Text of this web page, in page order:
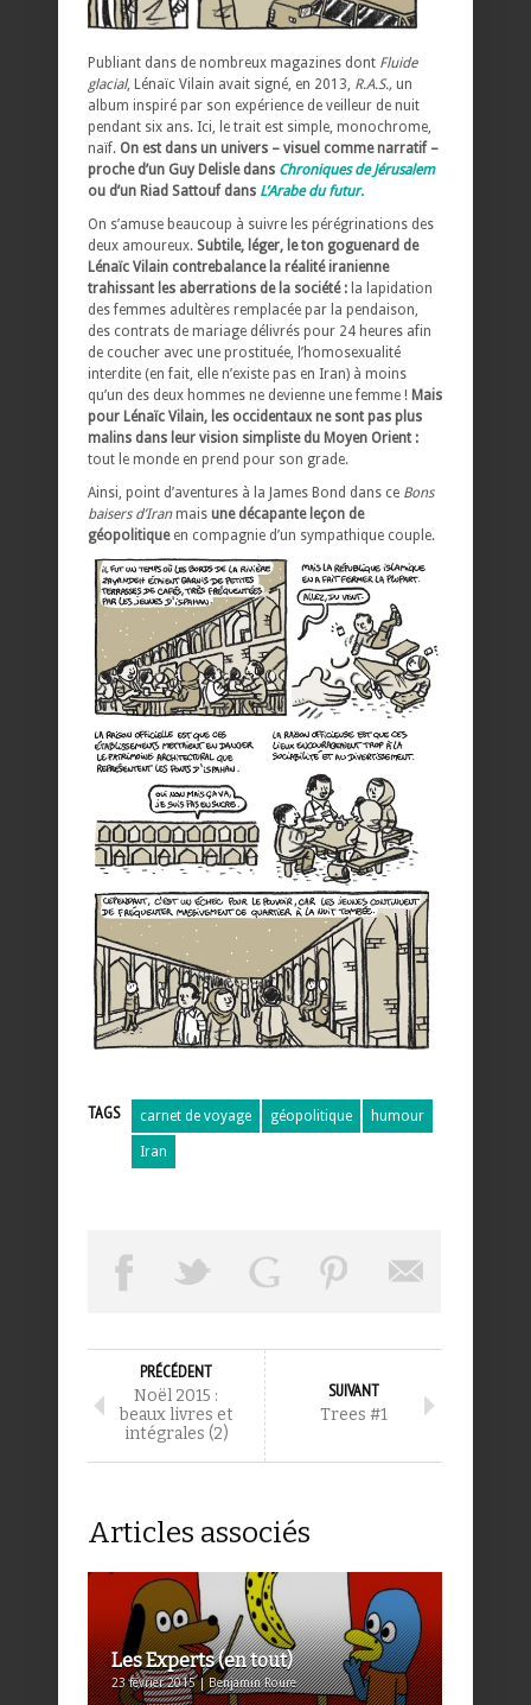
Publiant dans de nombreux magazines dont Fluide
glacial, Lénaïc Vilain avait signé, en 2013, R.A.S., un
album inspiré par son expérience de veilleur de nuit
pendant six ans. Ici, le trait est simple, monochrome,
naïf. On est dans un univers – visuel comme narratif –
proche d’un Guy Delisle dans Chroniques de Jérusalem
ou d’un Riad Sattouf dans L’Arabe du futur.
On s’amuse beaucoup à suivre les pérégrinations des
deux amoureux. Subtile, léger, le ton goguenard de
Lénaïc Vilain contrebalance la réalité iranienne
trahissant les aberrations de la société : la lapidation
des femmes adultères remplacée par la pendaison,
des contrats de mariage délivrés pour 24 heures afin
de coucher avec une prostituée, l’homosexualité
interdite (en fait, elle n’existe pas en Iran) à moins
qu’un des deux hommes ne devienne une femme ! Mais
pour Lénaïc Vilain, les occidentaux ne sont pas plus
malins dans leur vision simpliste du Moyen Orient :
tout le monde en prend pour son grade.
Ainsi, point d’aventures à la James Bond dans ce Bons
baisers d’Iranmais une décapante leçon de
géopolitiqueen compagnie d’un sympathique couple.
TAGS carnet de voyage géopolitique humour
Iran
PRÉCÉDENT
Noël 2015 :
beaux livres et
intégrales (2)
SUIVANT
Trees #1
Articles associés
Les Experts (en tout)
23 février 2015 | Benjamin Roure